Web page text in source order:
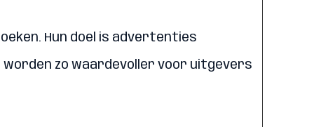
Hun doel is advertenties
worden zo waardevoller voor uitgevers